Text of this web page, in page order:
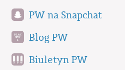
PW na Snapchat
Blog PW
Biuletyn PW